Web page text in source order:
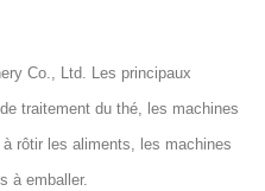
Co., Ltd. Les principaux
traitement du thé, les machines
rôtir les aliments, les machines
à emballer.